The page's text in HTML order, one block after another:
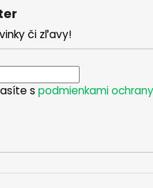
či zľavy!
s podmienkami